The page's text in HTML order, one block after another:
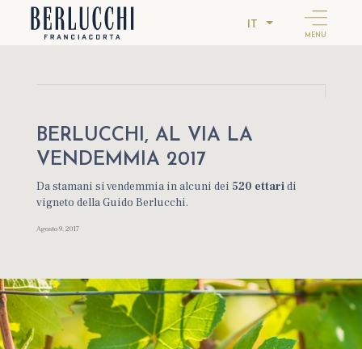
IT
MENU
BERLUCCHI, AL VIA LA
VENDEMMIA 2017
Da stamani si vendemmia in alcuni dei 520 ettaridi
vigneto della Guido Berlucchi.
Agosto 9, 2017